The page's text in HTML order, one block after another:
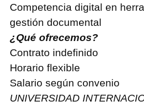
Competencia digital en
gestión documental
¿Qué ofrecemos?
Contrato indefinido
Horario flexible
Salario según convenio
UNIVERSIDAD